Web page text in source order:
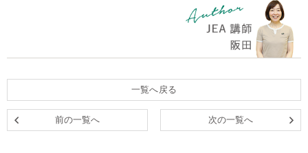
前の一覧へ 次の一覧へ
一覧へ戻る